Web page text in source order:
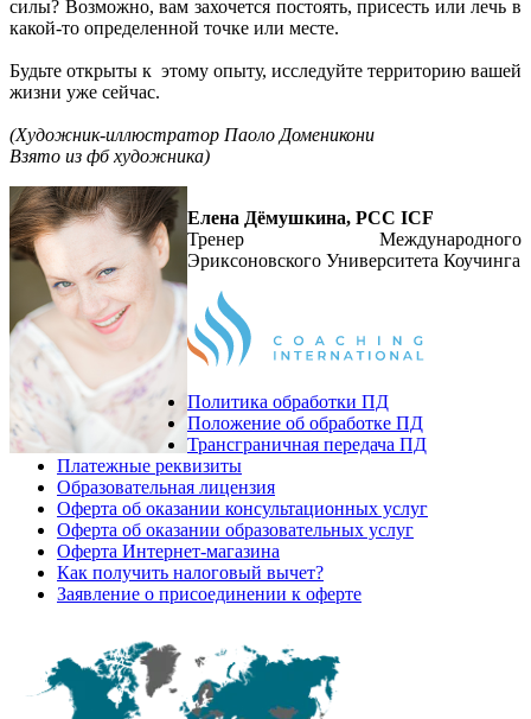
силы? Возможно, вам захочется постоять, присесть или лечь в
какой-то определенной точке или месте.
Будьте открыты к этому опыту, исследуйте территорию вашей
жизни уже сейчас.
(Художник-иллюстратор Паоло Доменикони
Взято из фб художника)
Елена Дёмушкина, PCC ICF
Тренер Международного
Эриксоновского Университета Коучинга
Политика обработки ПД
Положение об обработке ПД
Трансграничная передача ПД
Платежные реквизиты
Образовательная лицензия
Оферта об оказании консультационных услуг
Оферта об оказании образовательных услуг
Оферта Интернет-магазина
Как получить налоговый вычет?
Заявление о присоединении к оферте